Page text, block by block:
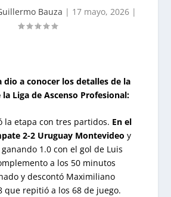
Bauza | 17 mayo, 2026 |
dio a conocer los detalles de la
Liga de Ascenso Profesional:
la etapa con tres partidos. En el
2-2 Uruguay Montevideoy
1.0 con el gol de Luis
a los 50 minutos
y descontó Maximiliano
que repitió a los 68 de juego.